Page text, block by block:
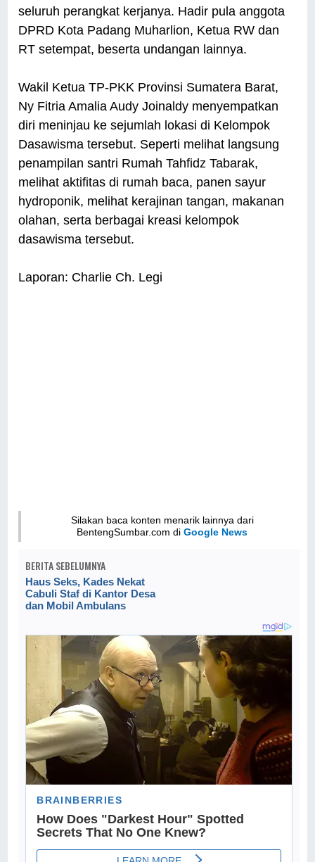
seluruh perangkat kerjanya. Hadir pula anggota
DPRD Kota Padang Muharlion, Ketua RW dan
RT setempat, beserta undangan lainnya.
Wakil Ketua TP-PKK Provinsi Sumatera Barat,
Ny Fitria Amalia Audy Joinaldy menyempatkan
diri meninjau ke sejumlah lokasi di Kelompok
Dasawisma tersebut. Seperti melihat langsung
penampilan santri Rumah Tahfidz Tabarak,
melihat aktifitas di rumah baca, panen sayur
hydroponik, melihat kerajinan tangan, makanan
olahan, serta berbagai kreasi kelompok
dasawisma tersebut.
Laporan: Charlie Ch. Legi
Silakan baca konten menarik lainnya dari
BentengSumbar.com diGoogle News
BERITA SEBELUMNYA
Haus Seks, Kades Nekat
Cabuli Staf di Kantor Desa
dan Mobil Ambulans